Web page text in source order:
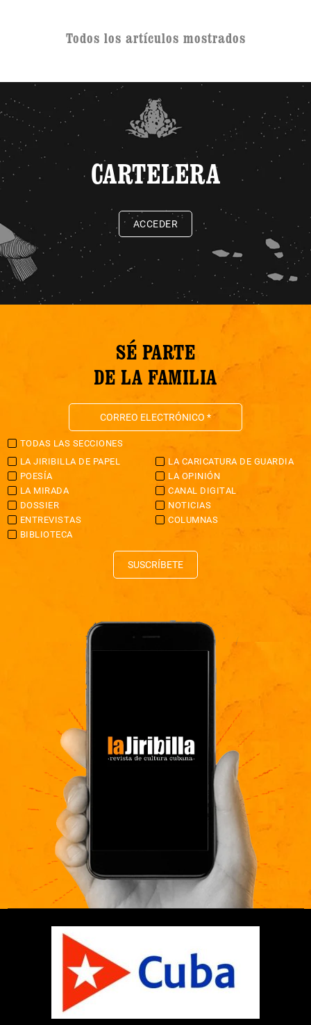
Todos los artículos mostrados
CARTELERA
ACCEDER
SÉ PARTE
DE LA FAMILIA
TODAS LAS SECCIONES
LA JIRIBILLA DE PAPEL
LA CARICATURA DE GUARDIA
POESÍA
LA OPINIÓN
LA MIRADA
CANAL DIGITAL
DOSSIER
NOTICIAS
ENTREVISTAS
COLUMNAS
BIBLIOTECA
SUSCRÍBETE